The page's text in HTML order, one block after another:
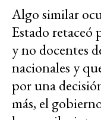
Algo similar
Estado retaceó
y no docentes
nacionales y
por una
más, el